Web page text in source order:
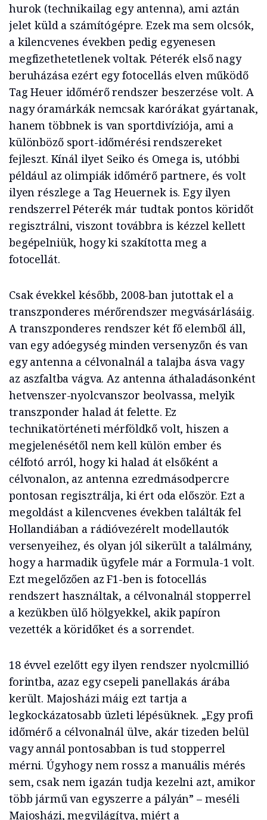
hurok (technikailag egy antenna), ami aztán
jelet küld a számítógépre. Ezek ma sem olcsók,
a kilencvenes években pedig egyenesen
megfizethetetlenek voltak. Péterék első nagy
beruházása ezért egy fotocellás elven működő
Tag Heuer időmérő rendszer beszerzése volt. A
nagy óramárkák nemcsak karórákat gyártanak,
hanem többnek is van sportdivíziója, ami a
különböző sport-időmérési rendszereket
fejleszt. Kínál ilyet Seiko és Omega is, utóbbi
például az olimpiák időmérő partnere, és volt
ilyen részlege a Tag Heuernek is. Egy ilyen
rendszerrel Péterék már tudtak pontos köridőt
regisztrálni, viszont továbbra is kézzel kellett
begépelniük, hogy ki szakította meg a
fotocellát.
Csak évekkel később, 2008-ban jutottak el a
transzponderes mérőrendszer megvásárlásáig.
A transzponderes rendszer két fő elemből áll,
van egy adóegység minden versenyzőn és van
egy antenna a célvonalnál a talajba ásva vagy
az aszfaltba vágva. Az antenna áthaladásonként
hetvenszer-nyolcvanszor beolvassa, melyik
transzponder halad át felette. Ez
technikatörténeti mérföldkő volt, hiszen a
megjelenésétől nem kell külön ember és
célfotó arról, hogy ki halad át elsőként a
célvonalon, az antenna ezredmásodpercre
pontosan regisztrálja, ki ért oda először. Ezt a
megoldást a kilencvenes években találták fel
Hollandiában a rádióvezérelt modellautók
versenyeihez, és olyan jól sikerült a találmány,
hogy a harmadik ügyfele már a Formula-1 volt.
Ezt megelőzően az F1-ben is fotocellás
rendszert használtak, a célvonalnál stopperrel
a kezükben ülő hölgyekkel, akik papíron
vezették a köridőket és a sorrendet.
18 évvel ezelőtt egy ilyen rendszer nyolcmillió
forintba, azaz egy csepeli panellakás árába
került. Majosházi máig ezt tartja a
legkockázatosabb üzleti lépésüknek. „Egy profi
időmérő a célvonalnál ülve, akár tizeden belül
vagy annál pontosabban is tud stopperrel
mérni. Úgyhogy nem rossz a manuális mérés
sem, csak nem igazán tudja kezelni azt, amikor
több jármű van egyszerre a pályán” – meséli
Majosházi, megvilágítva, miért a